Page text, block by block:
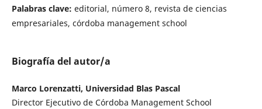
Palabras clave: editorial, número 8, revista de ciencias
empresariales, córdoba management school
Biografía del autor/a
Marco Lorenzatti, Universidad Blas Pascal
Director Ejecutivo de Córdoba Management School